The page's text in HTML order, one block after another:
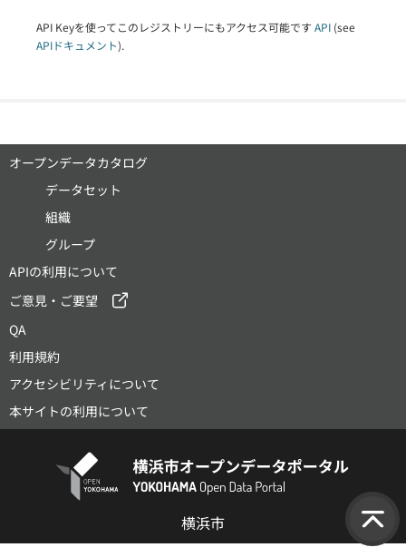
API Keyを使ってこのレジストリーにもアクセス可能です API (see
APIドキュメント).
オープンデータカタログ
データセット
組織
グループ
APIの利用について
ご意見・ご要望
QA
利用規約
アクセシビリティについて
本サイトの利用について
横浜市